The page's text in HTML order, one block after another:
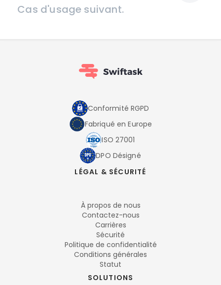
Cas d'usage suivant.
Conformité RGPD
Fabriqué en Europe
ISO 27001
DPO Désigné
LÉGAL & SÉCURITÉ
À propos de nous
Contactez-nous
Carrières
Sécurité
Politique de confidentialité
Conditions générales
Statut
SOLUTIONS